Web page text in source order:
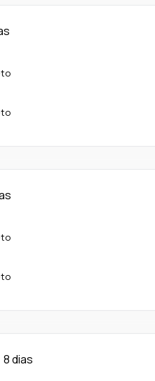
8 dias